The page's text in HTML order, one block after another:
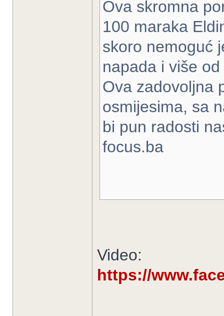
Ova skromna
100 maraka
skoro nemoguć
napada i više
Ova zadovoljna
osmijesima, sa
bi pun radosti
focus.ba
Video:
https://